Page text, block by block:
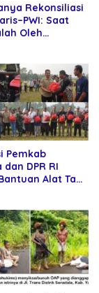
Rekonsiliasi
Saat
Oleh
Pemkab
DPR RI
Alat Tani